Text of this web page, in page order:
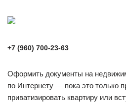
+7 (960) 700-23-63
Оформить документы на
по Интернету — пока это только
приватизировать квартиру или